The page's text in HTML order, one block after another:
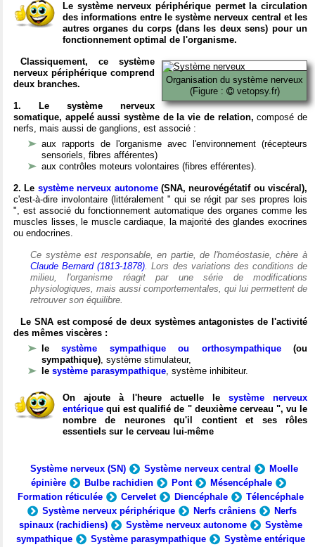
Le système nerveux périphérique permet la circulation
des informations entre le système nerveux central et les
autres organes du corps (dans les deux sens) pour un
fonctionnement optimal de l'organisme.
Organisation du système nerveux
(Figure :
vetopsy.fr)
Classiquement, ce système
nerveux périphérique comprend
deux branches.
1. Le système nerveux
somatique, appelé aussi système de la vie de relation, composé de
nerfs, mais aussi de ganglions, est associé :
aux rapports de l'organisme avec l'environnement (récepteurs
sensoriels, fibres afférentes)
aux contrôles moteurs volontaires (fibres efférentes).
2. Le système nerveux autonome(SNA, neurovégétatif ou viscéral),
c'est-à-dire involontaire (littéralement " qui se régit par ses propres lois
", est associé du fonctionnement automatique des organes comme les
muscles lisses, le muscle cardiaque, la majorité des glandes exocrines
ou endocrines.
Ce système est responsable, en partie, de l'homéostasie, chère à
Claude Bernard (1813-1878). Lors des variations des conditions de
milieu, l'organisme réagit par une série de modifications
physiologiques, mais aussi comportementales, qui lui permettent de
retrouver son équilibre.
Le SNA est composé de deux systèmes antagonistes de l'activité
des mêmes viscères :
lesystème sympathique ou orthosympathique(ou
sympathique), système stimulateur,
le système parasympathique, système inhibiteur.
On ajoute à l'heure actuelle le système nerveux
entérique qui est qualifié de " deuxième cerveau ", vu le
nombre de neurones qu'il contient et ses rôles
essentiels sur le cerveau lui-même
Système nerveux (SN) Système nerveux central
Moelle
épinière
Bulbe rachidien Pont
Mésencéphale
Formation réticulée
Cervelet Diencéphale
Télencéphale
Système nerveux périphérique
Nerfs crâniens
Nerfs
spinaux (rachidiens)
Système nerveux autonome
Système
sympathique
Système parasympathique
Système entérique